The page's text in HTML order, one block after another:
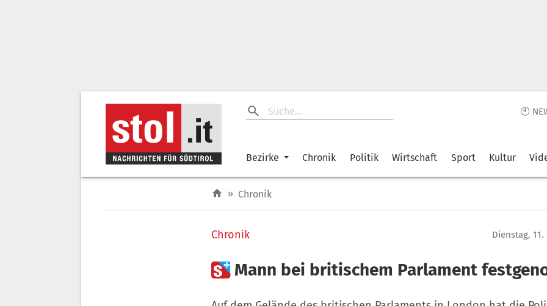
🕙
Bezirke Chronik Politik Wirtschaft Sport Kultur
» Chronik
Chronik Dienstag,
 Mann bei britischem Parlament